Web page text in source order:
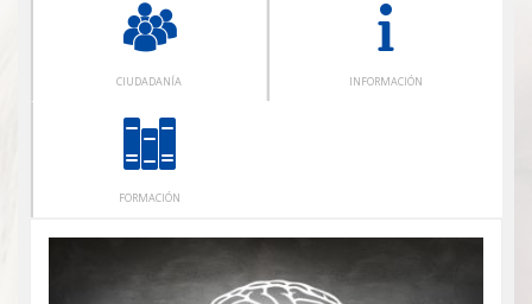
CIUDADANÍA INFORMACIÓN
FORMACIÓN